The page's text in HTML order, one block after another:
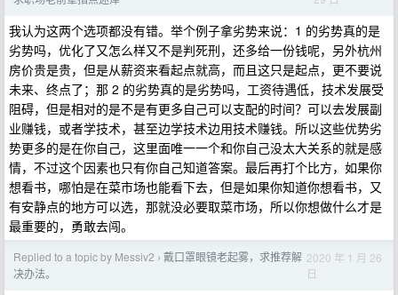
我认为这两个选项都没有错。举个例子拿劣势来说：1 的劣势真的是
劣势吗，优化了又怎么样又不是判死刑，还多给一份钱呢，另外杭州
房价贵是贵，但是从薪资来看起点就高，而且这只是起点，更不要说
未来、终点了；那 2 的劣势真的是劣势吗，工资待遇低，技术发展受
阻碍，但是相对的是不是有更多自己可以支配的时间？可以去发展副
业赚钱，或者学技术，甚至边学技术边用技术赚钱。所以这些优势劣
势更多的是在你自己，这里面唯一一个和你自己没太大关系的就是感
情，不过这个因素也只有你自己知道答案。最后再打个比方，如果你
想看书，哪怕是在菜市场也能看下去，但是如果你知道你想看书，又
有安静点的地方可以选，那就没必要取菜市场，所以你想做什么才是
最重要的，勇敢去闯。
Replied to a topic by Messiv2 › 戴口罩眼镜老起雾，求推荐解
决办法。
2020 年 1 月 26
日